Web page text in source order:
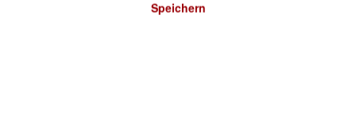
Speichern